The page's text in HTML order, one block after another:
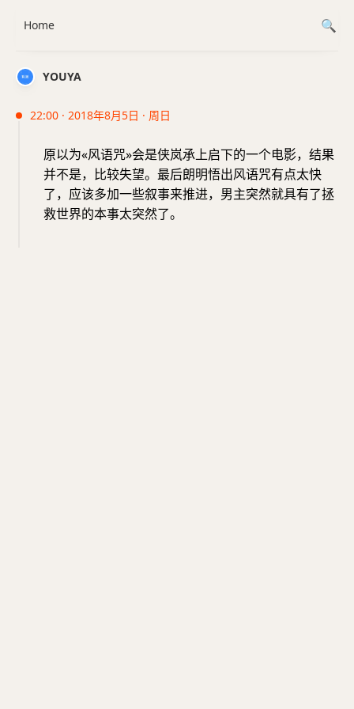
YOUYA
22:00 · 2018年8月5日 · 周日
原以为«风语咒»会是侠岚承上启下的一个电影，结果
并不是，比较失望。最后朗明悟出风语咒有点太快
了，应该多加一些叙事来推进，男主突然就具有了拯
救世界的本事太突然了。
Home